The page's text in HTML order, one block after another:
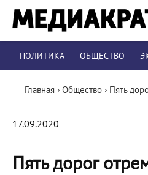
ПОЛИТИКА ОБЩЕСТВО
Главная › Общество › Пять
17.09.2020
Пять дорог